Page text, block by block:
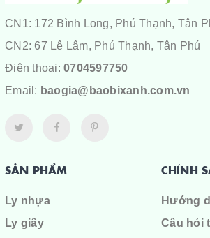
CN1: 172 Bình Long, Phú Thạnh, Tân
CN2: 67 Lê Lâm, Phú Thạnh, Tân Phú
Điện thoại: 0704597750
Email: baogia@baobixanh.com.vn
SẢN PHẨM
Ly nhựa
Ly giấy
CHÍNH
Hướng
Câu hỏi